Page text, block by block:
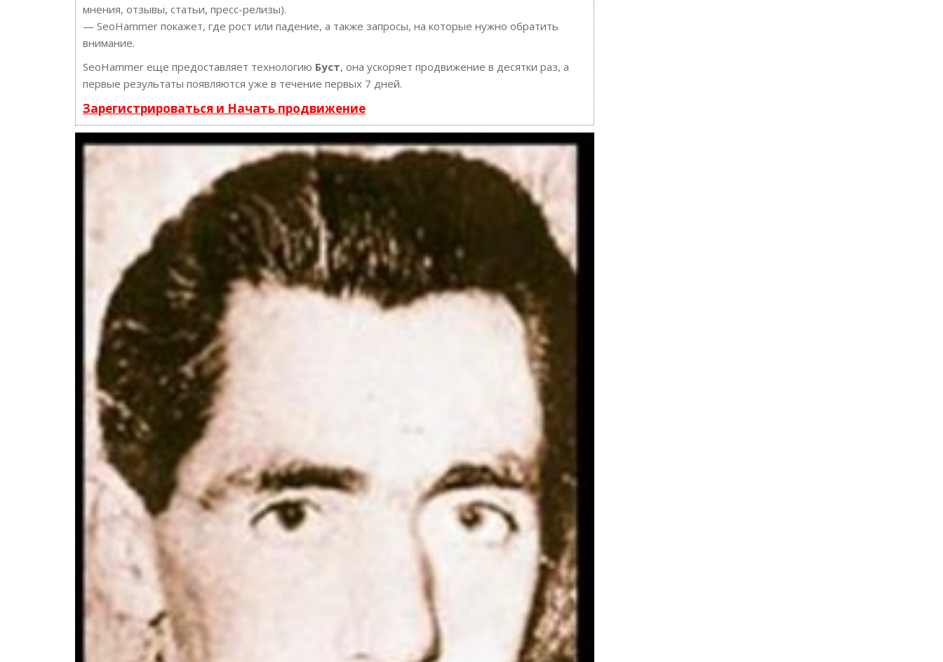
мнения, отзывы, статьи, пресс-релизы).
— SeoHammer покажет, где рост или падение, а также запросы, на которые нужно обратить
внимание.
SeoHammer еще предоставляет технологию Буст, она ускоряет продвижение в десятки раз, а
первые результаты появляются уже в течение первых 7 дней.
Зарегистрироваться и Начать продвижение